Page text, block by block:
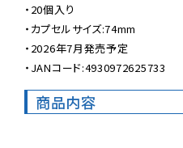
・20個入り
・カプセルサイズ:74mm
・2026年7月発売予定
・JANコード:4930972625733
商品内容